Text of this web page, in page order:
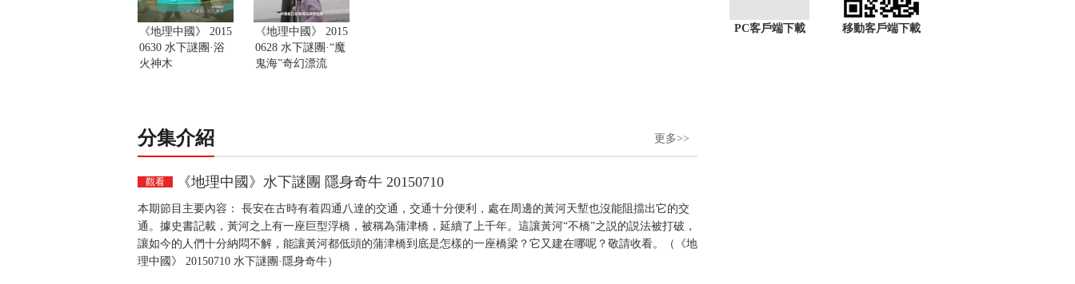
《地理中國》 2015
0630 水下謎團·浴
火神木
《地理中國》 2015
0628 水下謎團·“魔
鬼海”奇幻漂流
分集介紹 更多>>
觀看 《地理中國》水下謎團 隱身奇牛 20150710
本期節目主要內容： 長安在古時有着四通八達的交通，交通十分便利，處在周邊的黃河天塹也沒能阻擋出它的交
通。據史書記載，黃河之上有一座巨型浮橋，被稱為蒲津橋，延續了上千年。這讓黃河“不橋”之説的説法被打破，
讓如今的人們十分納悶不解，能讓黃河都低頭的蒲津橋到底是怎樣的一座橋梁？它又建在哪呢？敬請收看。（《地
理中國》 20150710 水下謎團·隱身奇牛）
PC客戶端下載 移動客戶端下載